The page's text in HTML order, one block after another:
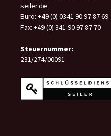
seiler.de
Büro: +49 (0) 0341 90 97 87 69
Fax: +49 (0) 341 90 97 87 70
Steuernummer:
231/274/00091